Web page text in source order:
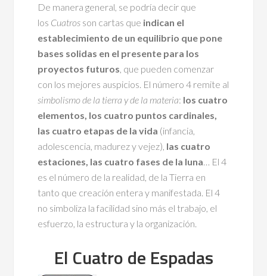
De manera general, se podría decir que
los Cuatros son cartas que indican el
establecimiento de un equilibrio que pone
bases solidas en el presente para los
proyectos futuros, que pueden comenzar
con los mejores auspicios. El número 4 remite al
simbolismo de la tierra y de la materia: los cuatro
elementos, los cuatro puntos cardinales,
las cuatro etapas de la vida (infancia,
adolescencia, madurez y vejez), las cuatro
estaciones, las cuatro fases de la luna… El 4
es el número de la realidad, de la Tierra en
tanto que creación entera y manifestada. El 4
no simboliza la facilidad sino más el trabajo, el
esfuerzo, la estructura y la organización.
El Cuatro de Espadas